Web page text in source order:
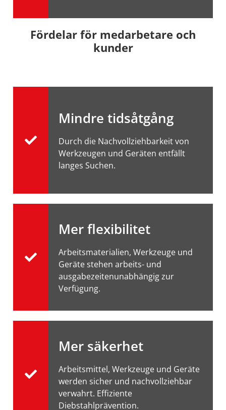
Fördelar för medarbetare och
kunder
Mindre tidsåtgång
Durch die Nachvollziehbarkeit von
Werkzeugen und Geräten entfällt
langes Suchen.
Mer flexibilitet
Arbeitsmaterialien, Werkzeuge und
Geräte stehen arbeits- und
ausgabezeitenunabhängig zur
Verfügung.
Mer säkerhet
Arbeitsmittel, Werkzeuge und Geräte
werden sicher und nachvollziehbar
verwahrt. Effiziente
Diebstahlprävention.